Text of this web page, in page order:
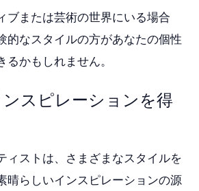
ブまたは芸術の世界にいる場合
的なスタイルの方があなたの個性
るかもしれません。
スピレーションを得
ィストは、さまざまなスタイルを
晴らしいインスピレーションの源